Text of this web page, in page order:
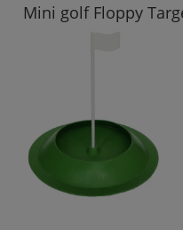
Mini golf Floppy